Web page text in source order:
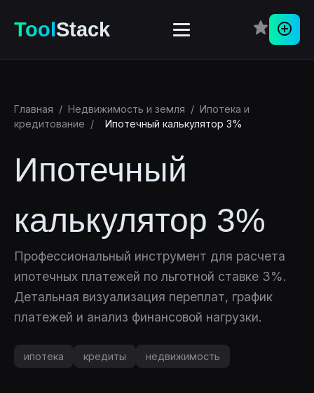
ToolStack
Главная / Недвижимость и земля / Ипотека и
кредитование / Ипотечный калькулятор 3%
Ипотечный
калькулятор 3%
Профессиональный инструмент для расчета
ипотечных платежей по льготной ставке 3%.
Детальная визуализация переплат, график
платежей и анализ финансовой нагрузки.
ипотека кредиты недвижимость